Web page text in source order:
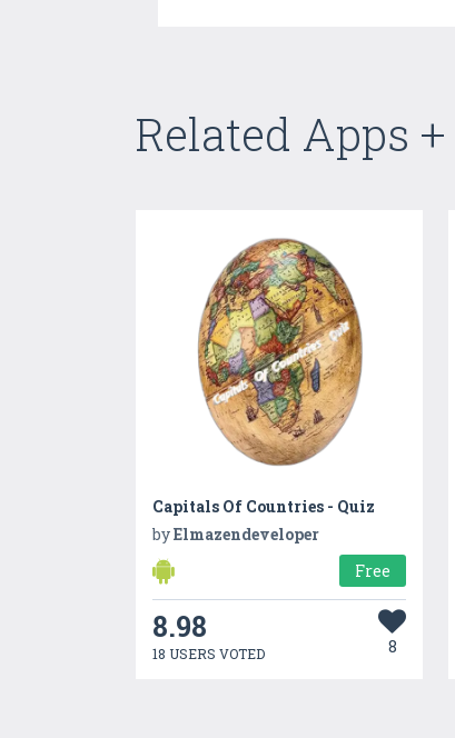
Related Apps
Capitals Of Countries - Quiz
byElmazendeveloper
Free
8.98
18 USERS VOTED 8